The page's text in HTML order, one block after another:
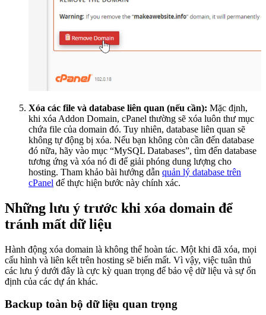
Xóa các file và database liên quan (nếu cần): Mặc định,
khi xóa Addon Domain, cPanel thường sẽ xóa luôn thư mục
chứa file của domain đó. Tuy nhiên, database liên quan sẽ
không tự động bị xóa. Nếu bạn không còn cần đến database
đó nữa, hãy vào mục “MySQL Databases”, tìm đến database
tương ứng và xóa nó đi để giải phóng dung lượng cho
hosting. Tham khảo bài hướng dẫn quản lý database trên
cPanel để thực hiện bước này chính xác.
Những lưu ý trước khi xóa domain để
tránh mất dữ liệu
Hành động xóa domain là không thể hoàn tác. Một khi đã xóa, mọi
cấu hình và liên kết trên hosting sẽ biến mất. Vì vậy, việc tuân thủ
các lưu ý dưới đây là cực kỳ quan trọng để bảo vệ dữ liệu và sự ổn
định của các dự án khác.
Backup toàn bộ dữ liệu quan trọng